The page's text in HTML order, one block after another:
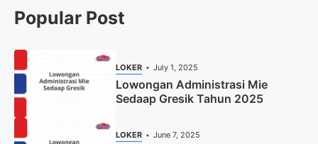
Popular Post
LOKER July 1, 2025
Lowongan Administrasi Mie
Sedaap Gresik Tahun 2025
LOKER June 7, 2025